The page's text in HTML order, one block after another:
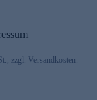
zzgl. Versandkosten.